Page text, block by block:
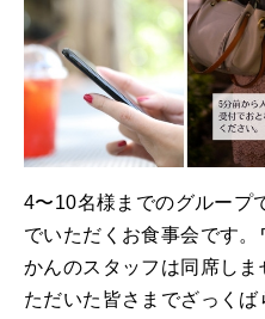
4〜10名様までのグループ
でいただくお食事会です
かんのスタッフは同席し
ただいた皆さまでざっく